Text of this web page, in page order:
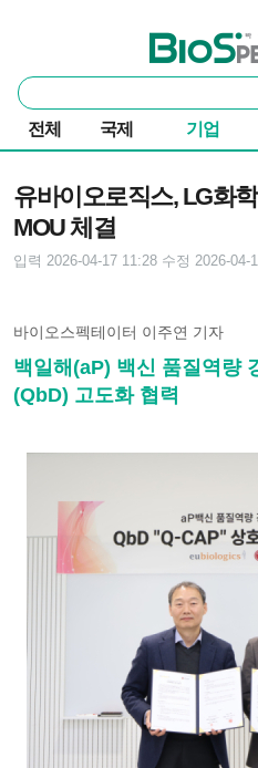
바이오스펙테
통
합
검
색
전체 국제 기업
유바이오로직스, LG화
MOU 체결
입력 2026-04-17 11:28 수정 2026-04-
바이오스펙테이터 이주연 기자
백일해(aP) 백신 품질역량
(QbD) 고도화 협력